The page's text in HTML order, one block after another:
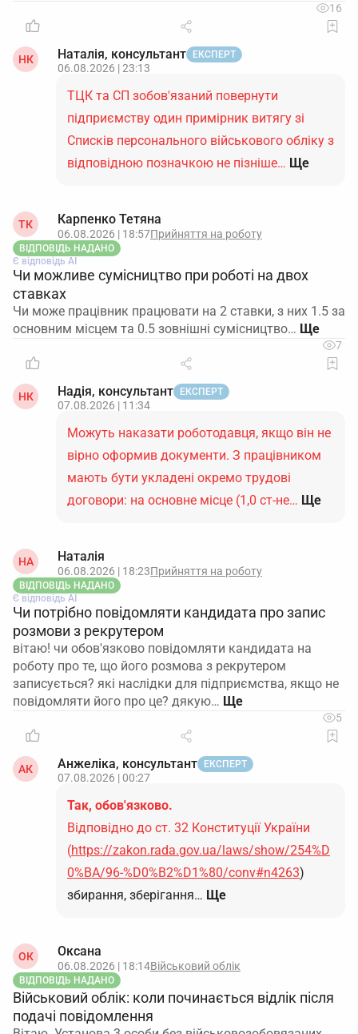
16
НК Наталія, консультант ЕКСПЕРТ
06.08.2026 | 23:13
ТЦК та СП зобов'язаний повернути
підприємству один примірник витягу зі
Списків персонального військового обліку з
відповідною позначкою не пізніше… Ще
ТК Карпенко Тетяна
06.08.2026 | 18:57Прийняття на роботу
ВІДПОВІДЬ НАДАНО
Є відповідь АІ
Чи можливе сумісництво при роботі на двох
ставках
Чи може працівник працювати на 2 ставки, з них 1.5 за
основним місцем та 0.5 зовнішні сумісництво…
7
НК Надія, консультант ЕКСПЕРТ
07.08.2026 | 11:34
Можуть наказати роботодавця, якщо він не
вірно оформив документи. З працівником
мають бути укладені окремо трудові
договори: на основне місце (1,0 ст-не… Ще
НА Наталія
06.08.2026 | 18:23Прийняття на роботу
ВІДПОВІДЬ НАДАНО
Є відповідь АІ
Чи потрібно повідомляти кандидата про запис
розмови з рекрутером
вітаю! чи обов'язково повідомляти кандидата на
роботу про те, що його розмова з рекрутером
записується? які наслідки для підприємства, якщо не
повідомляти його про це? дякую…
5
АК Анжеліка, консультант ЕКСПЕРТ
07.08.2026 | 00:27
Так, обов'язково.
Відповідно до ст. 32 Конституції України
(https://zakon.rada.gov.ua/laws/show/254%D
0%BA/96-%D0%B2%D1%80/conv#n4263)
збирання, зберігання… Ще
ОК Оксана
06.08.2026 | 18:14Військовий облік
ВІДПОВІДЬ НАДАНО
Військовий облік: коли починається відлік після
подачі повідомлення